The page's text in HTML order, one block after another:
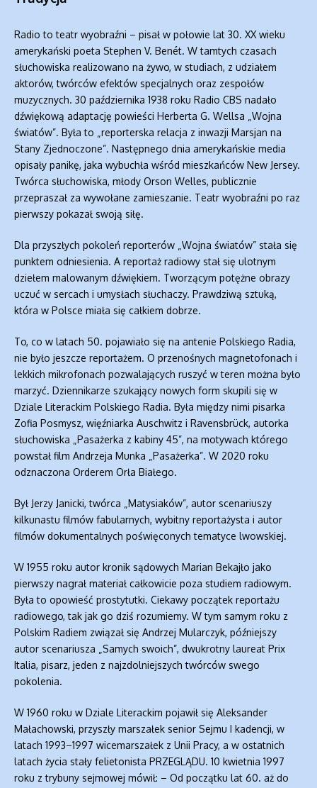
Radio to teatr wyobraźni – pisał w połowie lat 30. XX wieku
amerykański poeta Stephen V. Benét. W tamtych czasach
słuchowiska realizowano na żywo, w studiach, z udziałem
aktorów, twórców efektów specjalnych oraz zespołów
muzycznych. 30 października 1938 roku Radio CBS nadało
dźwiękową adaptację powieści Herberta G. Wellsa „Wojna
światów”. Była to „reporterska relacja z inwazji Marsjan na
Stany Zjednoczone”. Następnego dnia amerykańskie media
opisały panikę, jaka wybuchła wśród mieszkańców New Jersey.
Twórca słuchowiska, młody Orson Welles, publicznie
przepraszał za wywołane zamieszanie. Teatr wyobraźni po raz
pierwszy pokazał swoją siłę.
Dla przyszłych pokoleń reporterów „Wojna światów” stała się
punktem odniesienia. A reportaż radiowy stał się ulotnym
dziełem malowanym dźwiękiem. Tworzącym potężne obrazy
uczuć w sercach i umysłach słuchaczy. Prawdziwą sztuką,
która w Polsce miała się całkiem dobrze.
To, co w latach 50. pojawiało się na antenie Polskiego Radia,
nie było jeszcze reportażem. O przenośnych magnetofonach i
lekkich mikrofonach pozwalających ruszyć w teren można było
marzyć. Dziennikarze szukający nowych form skupili się w
Dziale Literackim Polskiego Radia. Była między nimi pisarka
Zofia Posmysz, więźniarka Auschwitz i Ravensbrück, autorka
słuchowiska „Pasażerka z kabiny 45”, na motywach którego
powstał film Andrzeja Munka „Pasażerka”. W 2020 roku
odznaczona Orderem Orła Białego.
Był Jerzy Janicki, twórca „Matysiaków”, autor scenariuszy
kilkunastu filmów fabularnych, wybitny reportażysta i autor
filmów dokumentalnych poświęconych tematyce lwowskiej.
W 1955 roku autor kronik sądowych Marian Bekajło jako
pierwszy nagrał materiał całkowicie poza studiem radiowym.
Była to opowieść prostytutki. Ciekawy początek reportażu
radiowego, tak jak go dziś rozumiemy. W tym samym roku z
Polskim Radiem związał się Andrzej Mularczyk, późniejszy
autor scenariusza „Samych swoich”, dwukrotny laureat Prix
Italia, pisarz, jeden z najzdolniejszych twórców swego
pokolenia.
W 1960 roku w Dziale Literackim pojawił się Aleksander
Małachowski, przyszły marszałek senior Sejmu I kadencji, w
latach 1993–1997 wicemarszałek z Unii Pracy, a w ostatnich
latach życia stały felietonista PRZEGLĄDU. 10 kwietnia 1997
roku z trybuny sejmowej mówił: – Od początku lat 60. aż do